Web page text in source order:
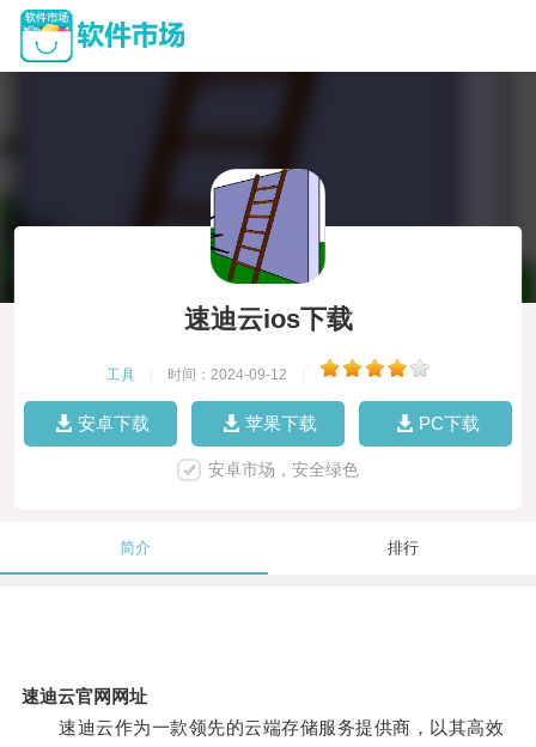
速迪云ios下载
工具 时间：2024-09-12
安卓下载 苹果下载 PC下载
安卓市场，安全绿色
简介 排行
速迪云官网网址
速迪云作为一款领先的云端存储服务提供商，以其高效